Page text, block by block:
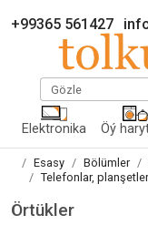
+99365 561427
Gözle
Elektronika Öý
Esasy Bölümler
Telefonlar,
Örtükler